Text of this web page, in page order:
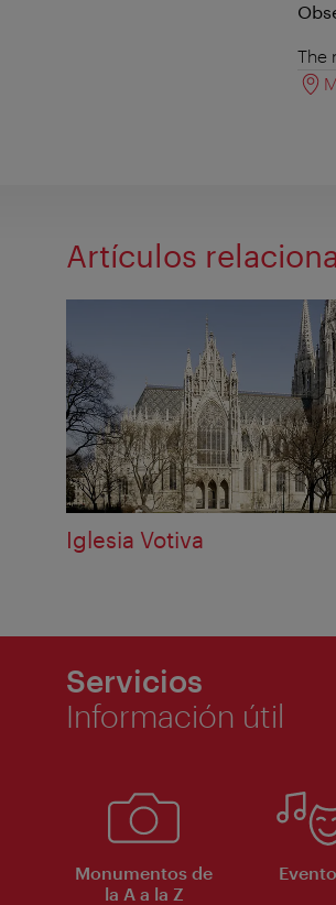
The
Artículos
Iglesia Votiva
Servicios
Información útil
Monumentos de
la A a la Z